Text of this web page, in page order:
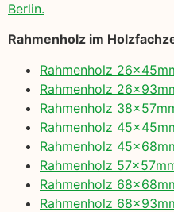
Berlin.
Rahmenholz im
Rahmenholz
Rahmenholz
Rahmenholz
Rahmenholz
Rahmenholz
Rahmenholz
Rahmenholz
Rahmenholz